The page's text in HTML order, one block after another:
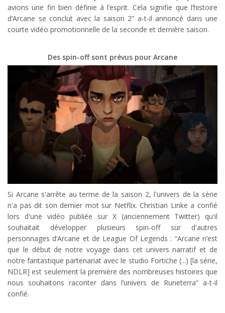
avions une fin bien définie à l’esprit. Cela signifie que l’histoire
d’Arcane se conclut avec la saison 2” a-t-il annoncé dans une
courte vidéo promotionnelle de la seconde et dernière saison.
Des spin-off sont prévus pour Arcane
Si Arcane s'arrête au terme de la saison 2, l'univers de la série
n'a pas dit son dernier mot sur Netflix. Christian Linke a confié
lors d'une vidéo publiée sur X (anciennement Twitter) qu'il
souhaitait développer plusieurs spin-off sur d'autres
personnages d’Arcane et de League Of Legends : “Arcane n’est
que le début de notre voyage dans cet univers narratif et de
notre fantastique partenariat avec le studio Fortiche (...) [la série,
NDLR] est seulement la première des nombreuses histoires que
nous souhaitons raconter dans l’univers de Runeterra” a-t-il
confié.